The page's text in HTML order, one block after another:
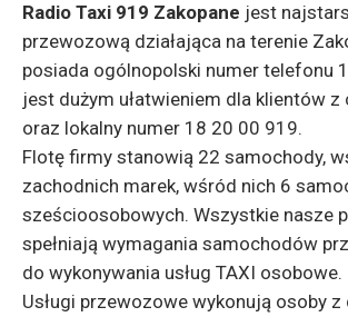
Radio Taxi 919 Zakopane jest
przewozową działająca na terenie
posiada ogólnopolski numer telefonu
jest dużym ułatwieniem dla klientów z
oraz lokalny numer 18 20 00 919.
Flotę firmy stanowią 22 samochody,
zachodnich marek, wśród nich 6
sześcioosobowych. Wszystkie nasze
spełniają wymagania samochodów
do wykonywania usług TAXI osobowe.
Usługi przewozowe wykonują osoby z